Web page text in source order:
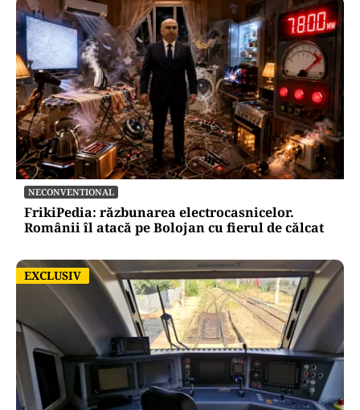
NECONVENTIONAL
FrikiPedia: răzbunarea electrocasnicelor.
Românii îl atacă pe Bolojan cu fierul de călcat
EXCLUSIV
EXCLUSIV